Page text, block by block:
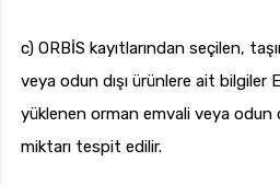
c) ORBİS kayıtlarından seçilen,
veya odun dışı ürünlere ait bilgiler
yüklenen orman emvali veya odun
miktarı tespit edilir.